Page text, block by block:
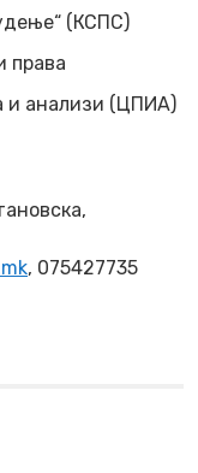
(КСПС)
права
и анализи (ЦПИА)
, 075427735